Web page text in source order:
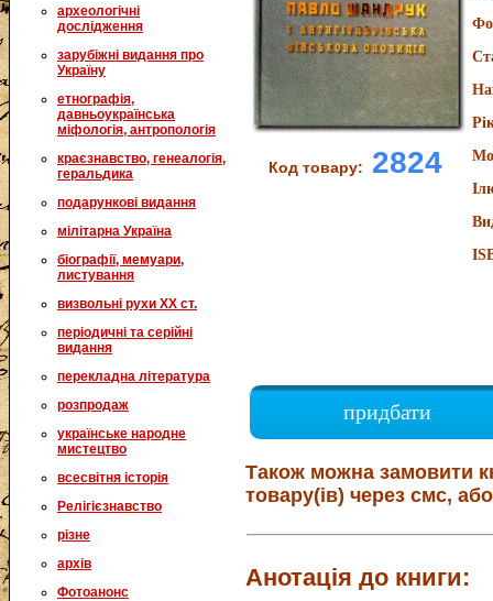
археологічні
дослідження
зарубіжні видання про
Україну
етнографія,
давньоукраїнська
міфологія, антропологія
краєзнавство, генеалогія,
геральдика
подарункові видання
мілітарна Україна
біографії, мемуари,
листування
визвольні рухи XX ст.
періодичні та серійні
видання
перекладна література
розпродаж
українське народне
мистецтво
всесвітня історія
Релігієзнавство
різне
архів
Фотоанонс
Код товару: 2824
придбати
Також можна замовити
товару(ів) через смс,
Анотація до книги: